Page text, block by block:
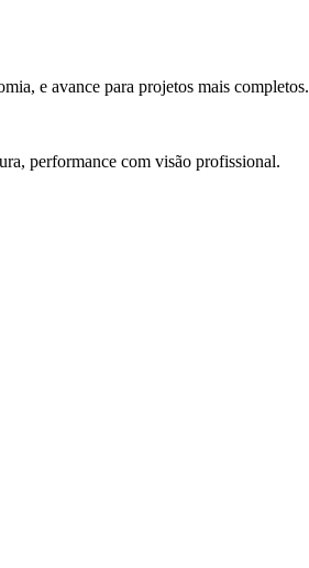
e avance para projetos mais completos.
performance com visão profissional.